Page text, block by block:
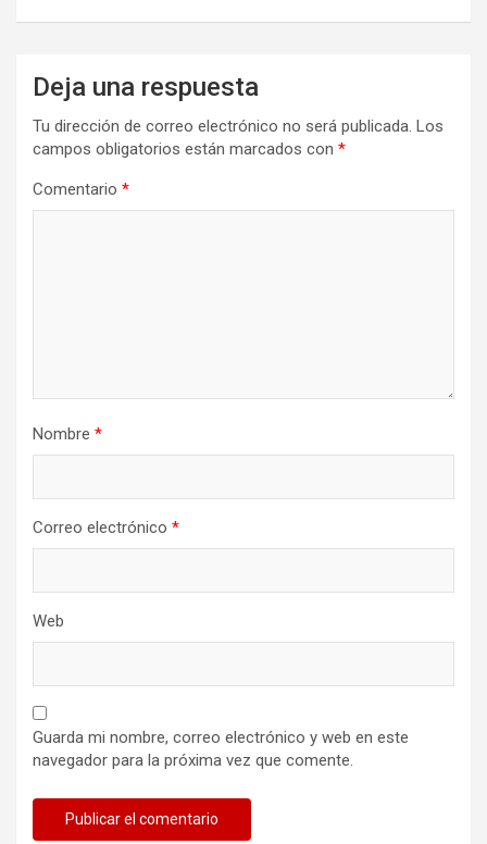
Deja una respuesta
Tu dirección de correo electrónico no será publicada. Los
campos obligatorios están marcados con *
Comentario *
Nombre *
Correo electrónico *
Web
Guarda mi nombre, correo electrónico y web en este
navegador para la próxima vez que comente.